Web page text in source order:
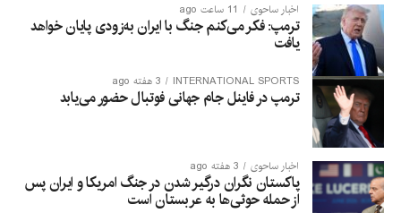
اخبار ساحوی 11 ساعت ago
ترمپ: فکر می‌کنم جنگ با ایران به‌زودی پایان خواهد
یافت
INTERNATIONAL SPORTS 3 هفته ago
ترمپ در فاینل جام جهانی فوتبال حضور می‌یابد
اخبار ساحوی 3 هفته ago
پاکستان نگران درگیر شدن در جنگ امریکا و ایران پس
از حمله حوثی‌ها به عربستان است